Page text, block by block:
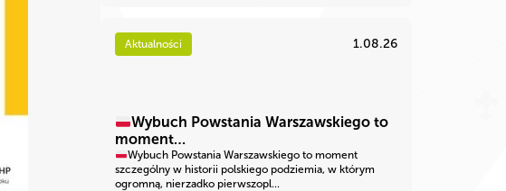
Aktualności 1.08.26
Wybuch Powstania Warszawskiego to
moment…
Wybuch Powstania Warszawskiego to moment
szczególny w historii polskiego podziemia, w którym
ogromną, nierzadko pierwszopl...